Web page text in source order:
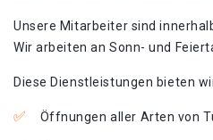
Unsere Mitarbeiter sind
Wir arbeiten an Sonn- und
Diese Dienstleistungen bieten
Öffnungen aller Arten von